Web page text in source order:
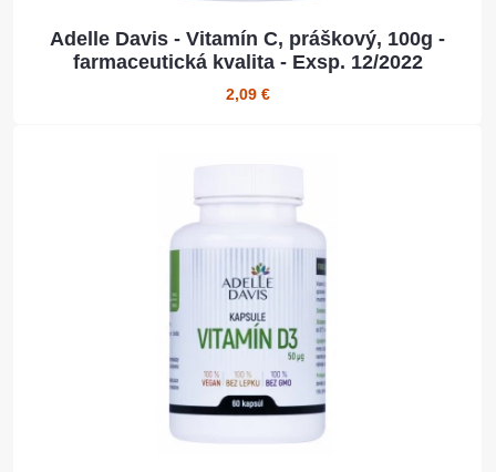
Adelle Davis - Vitamín C, práškový, 100g -
farmaceutická kvalita - Exsp. 12/2022
2,09 €